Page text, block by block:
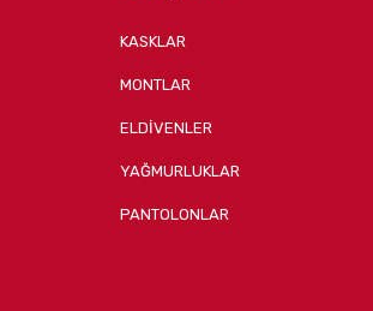
KASKLAR
MONTLAR
ELDİVENLER
YAĞMURLUKLAR
PANTOLONLAR